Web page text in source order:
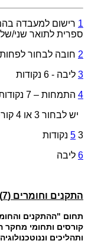
1 רישום למעבדה
ספרית לתואר שני/
2 חובה לבחור
3 ליבה - 6 נקודות
4 התמחות – 7 נקודות
יש לבחור 3 או 4 קורסים מהרשימה
5 3 נקודות
6 ליבה
התקנים וחומרים (7)
תחום "ההתקנים
קורסים ותחומי מחקר
ותהליכים